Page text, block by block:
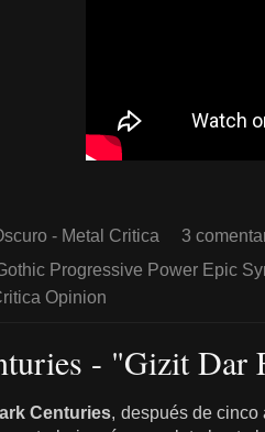
- Metal Critica
3
Progressive Power Epic
Opinion
- "Gizit Dar
Centuries, después de